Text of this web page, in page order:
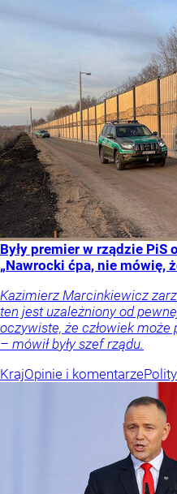
Były premier w rządzie
„Nawrocki ćpa, nie mówię,
Kazimierz Marcinkiewicz
ten jest uzależniony od
oczywiste, że człowiek
– mówił były szef rządu.
KrajOpinie i komentarze